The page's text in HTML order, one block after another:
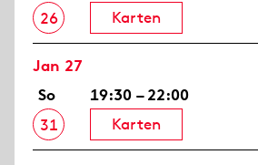
26
Karten
Jan 27
So
31
19:30 – 22:00
Karten